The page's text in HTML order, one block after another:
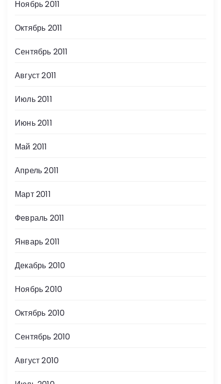
Ноябрь 2011
Октябрь 2011
Сентябрь 2011
Август 2011
Июль 2011
Июнь 2011
Май 2011
Апрель 2011
Март 2011
Февраль 2011
Январь 2011
Декабрь 2010
Ноябрь 2010
Октябрь 2010
Сентябрь 2010
Август 2010